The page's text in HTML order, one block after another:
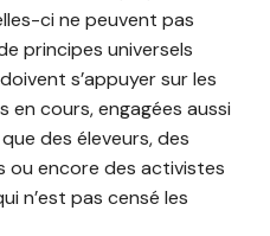
ci ne peuvent pas
principes universels
s’appuyer sur les
en cours, engagées aussi
des éleveurs, des
ou encore des activistes
n’est pas censé les